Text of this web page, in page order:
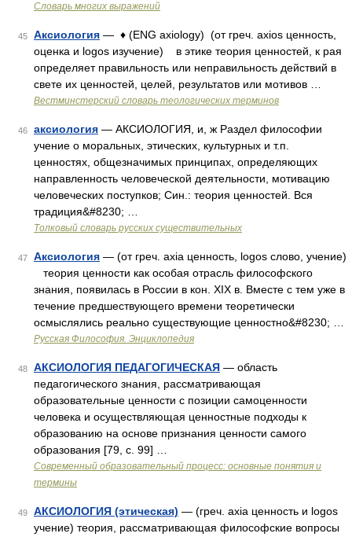
Словарь многих выражений
45 Аксиология — ♦ (ENG axiology) (от греч. axios ценность,
оценка и logos изучение) в этике теория ценностей, к рая
определяет правильность или неправильность действий в
свете их ценностей, целей, результатов или мотивов …
Вестминстерский словарь теологических терминов
46 аксиология — АКСИОЛОГИЯ, и, ж Раздел философии
учение о моральных, этических, культурных и т.п.
ценностях, общезначимых принципах, определяющих
направленность человеческой деятельности, мотивацию
человеческих поступков; Син.: теория ценностей. Вся
традиция&#8230; …
Толковый словарь русских существительных
47 Аксиология — (от греч. axia ценность, logos слово, учение)
теория ценности как особая отрасль философского
знания, появилась в России в кон. XIX в. Вместе с тем уже в
течение предшествующего времени теоретически
осмыслялись реально существующие ценностно&#8230; …
Русская Философия. Энциклопедия
48 АКСИОЛОГИЯ ПЕДАГОГИЧЕСКАЯ — область
педагогического знания, рассматривающая
образовательные ценности с позиции самоценности
человека и осуществляющая ценностные подходы к
образованию на основе признания ценности самого
образования [79, c. 99] …
Современный образовательный процесс: основные понятия и
термины
49 АКСИОЛОГИЯ (этическая) — (греч. axia ценность и logos
учение) теория, рассматривающая философские вопросы